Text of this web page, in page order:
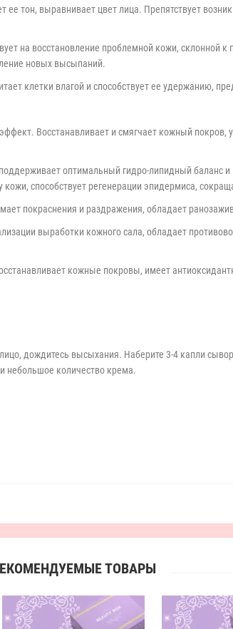
тон, выравнивает цвет лица. Препятствует
на восстановление проблемной кожи, склонной
новых высыпаний.
клетки влагой и способствует ее удержанию,
Восстанавливает и смягчает кожный покров,
оптимальный гидро-липидный баланс
способствует регенерации эпидермиса,
покраснения и раздражения, обладает
выработки кожного сала, обладает
кожные покровы, имеет
дождитесь высыхания. Наберите 3-4 капли
количество крема.
ТОВАРЫ